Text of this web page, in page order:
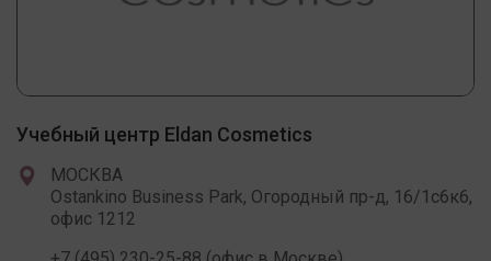
Учебный центр Eldan Cosmetics
МОСКВА
Ostankino Business Park, Огородный пр-д, 16/1с6к6,
офис 1212